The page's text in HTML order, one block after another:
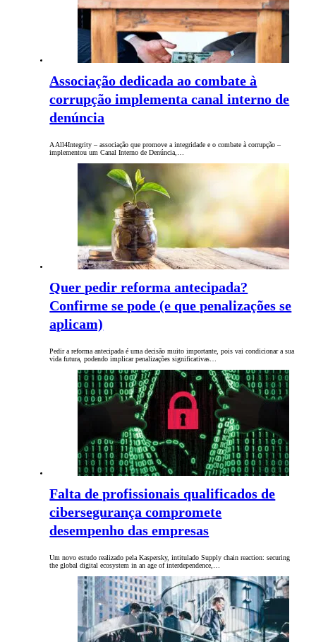
Associação dedicada ao combate à
corrupção implementa canal interno de
denúncia
A All4Integrity – associação que promove a integridade e o combate à corrupção –
implementou um Canal Interno de Denúncia,…
Quer pedir reforma antecipada?
Confirme se pode (e que penalizações se
aplicam)
Pedir a reforma antecipada é uma decisão muito importante, pois vai condicionar a sua
vida futura, podendo implicar penalizações significativas…
Falta de profissionais qualificados de
cibersegurança compromete
desempenho das empresas
Um novo estudo realizado pela Kaspersky, intitulado Supply chain reaction: securing
the global digital ecosystem in an age of interdependence,…